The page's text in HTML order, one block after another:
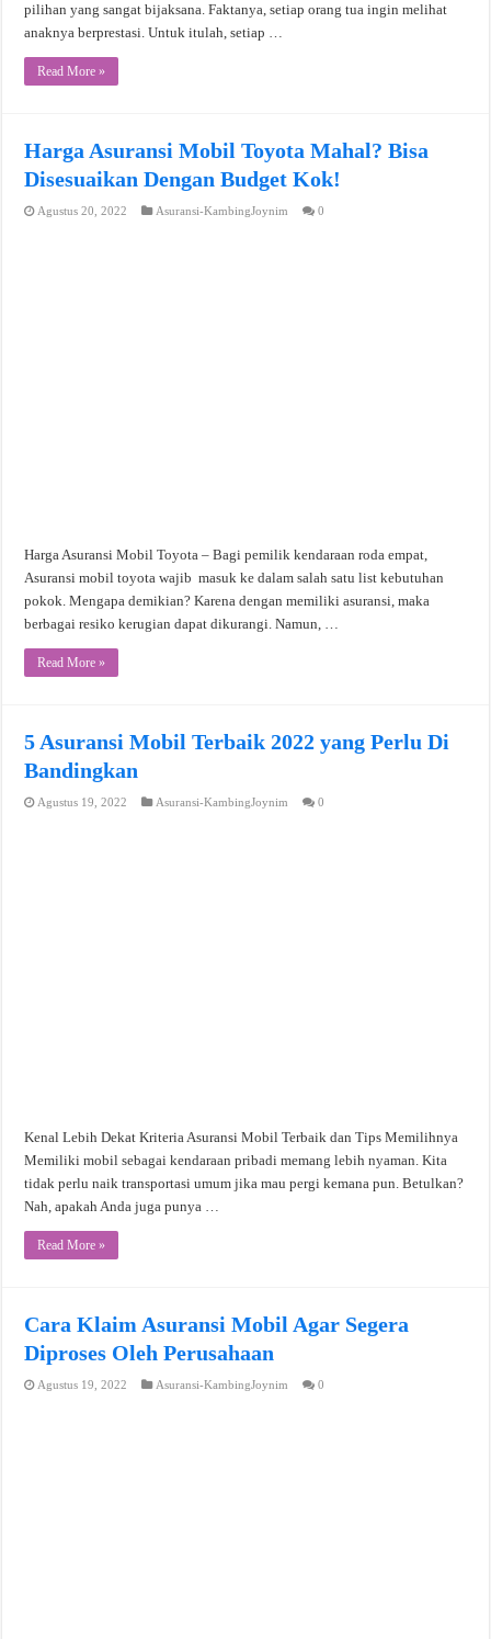
pilihan yang sangat bijaksana. Faktanya, setiap orang tua ingin melihat
anaknya berprestasi. Untuk itulah, setiap …
Read More »
Harga Asuransi Mobil Toyota Mahal? Bisa
Disesuaikan Dengan Budget Kok!
Agustus 20, 2022 Asuransi-KambingJoynim 0
Harga Asuransi Mobil Toyota – Bagi pemilik kendaraan roda empat,
Asuransi mobil toyota wajib masuk ke dalam salah satu list kebutuhan
pokok. Mengapa demikian? Karena dengan memiliki asuransi, maka
berbagai resiko kerugian dapat dikurangi. Namun, …
Read More »
5 Asuransi Mobil Terbaik 2022 yang Perlu Di
Bandingkan
Agustus 19, 2022 Asuransi-KambingJoynim 0
Kenal Lebih Dekat Kriteria Asuransi Mobil Terbaik dan Tips Memilihnya
Memiliki mobil sebagai kendaraan pribadi memang lebih nyaman. Kita
tidak perlu naik transportasi umum jika mau pergi kemana pun. Betulkan?
Nah, apakah Anda juga punya …
Read More »
Cara Klaim Asuransi Mobil Agar Segera
Diproses Oleh Perusahaan
Agustus 19, 2022 Asuransi-KambingJoynim 0